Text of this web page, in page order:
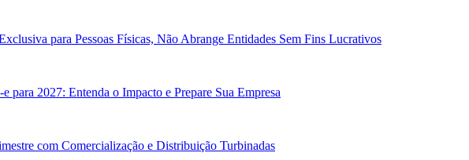
para Pessoas Físicas, Não Abrange Entidades Sem Fins Lucrativos
para 2027: Entenda o Impacto e Prepare Sua Empresa
com Comercialização e Distribuição Turbinadas